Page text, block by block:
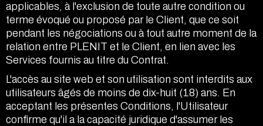
applicables, à l'exclusion de toute autre condition ou
terme évoqué ou proposé par le Client, que ce soit
pendant les négociations ou à tout autre moment de la
relation entre PLENIT et le Client, en lien avec les
Services fournis au titre du Contrat.
L'accès au site web et son utilisation sont interdits aux
utilisateurs âgés de moins de dix-huit (18) ans. En
acceptant les présentes Conditions, l'Utilisateur
confirme qu'il a la capacité juridique d'assumer les